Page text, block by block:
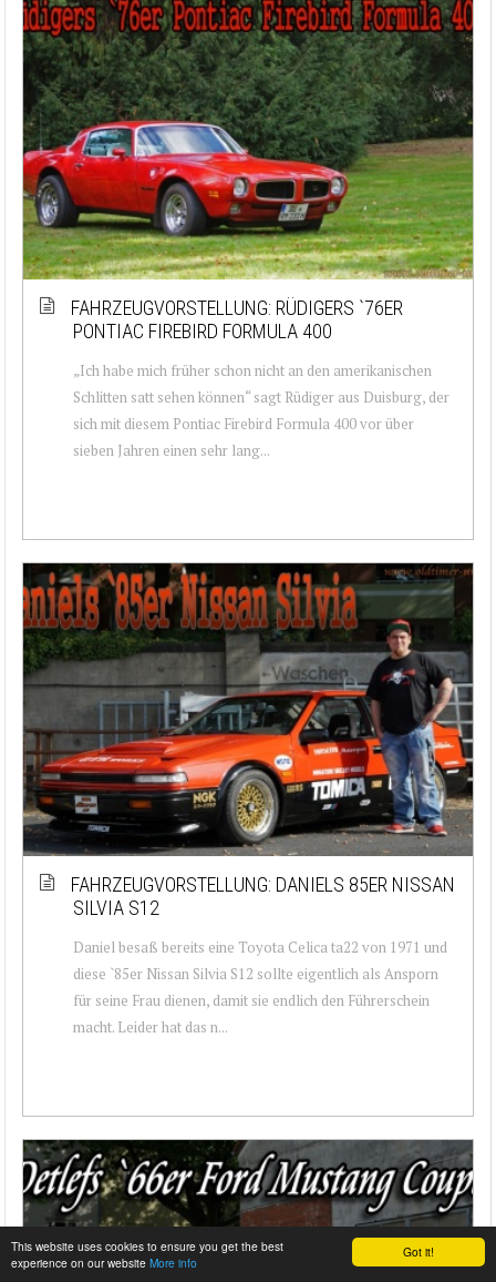
Got it!
This website uses cookies to ensure you get the best
experience on our website More info
FAHRZEUGVORSTELLUNG: RÜDIGERS `76ER
PONTIAC FIREBIRD FORMULA 400
„Ich habe mich früher schon nicht an den amerikanischen
Schlitten satt sehen können“ sagt Rüdiger aus Duisburg, der
sich mit diesem Pontiac Firebird Formula 400 vor über
sieben Jahren einen sehr lang...
FAHRZEUGVORSTELLUNG: DANIELS 85ER NISSAN
SILVIA S12
Daniel besaß bereits eine Toyota Celica ta22 von 1971 und
diese `85er Nissan Silvia S12 sollte eigentlich als Ansporn
für seine Frau dienen, damit sie endlich den Führerschein
macht. Leider hat das n...